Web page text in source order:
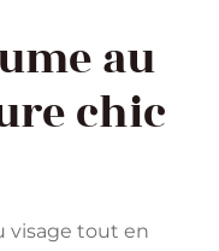
au
chic
visage tout en